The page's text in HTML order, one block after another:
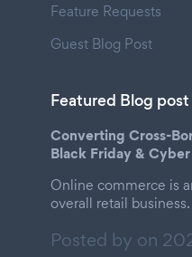
Feature Requests
Guest Blog Post
Featured Blog post
Converting Cross-
Black Friday &
Online commerce is
overall retail business.
Posted by on